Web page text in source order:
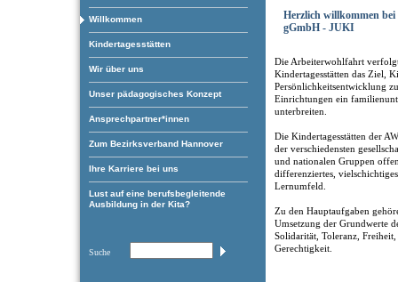
Willkommen
Kindertagesstätten
Wir über uns
Unser pädagogisches Konzept
Ansprechpartner*innen
Zum Bezirksverband Hannover
Ihre Karriere bei uns
Lust auf eine berufsbegleitende
Ausbildung in der Kita?
Suche
Herzlich willkommen
gGmbH - JUKI
Die Arbeiterwohlfahrt
Kindertagesstätten das Ziel,
Persönlichkeitsentwicklung
Einrichtungen ein
unterbreiten.
Die Kindertagesstätten der
der verschiedensten
und nationalen Gruppen
differenziertes,
Lernumfeld.
Zu den Hauptaufgaben
Umsetzung der Grundwerte
Solidarität, Toleranz,
Gerechtigkeit.